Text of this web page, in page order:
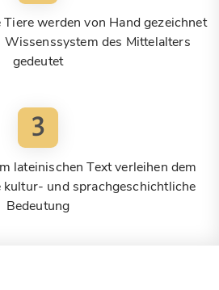
werden von Hand gezeichnet
des Mittelalters
gedeutet
3
lateinischen Text verleihen dem
kultur- und sprachgeschichtliche
Bedeutung